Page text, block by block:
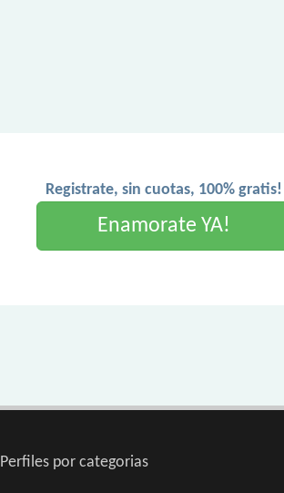
Registrate, sin cuotas, 100% gratis!
Enamorate YA!
Perfiles por categorias